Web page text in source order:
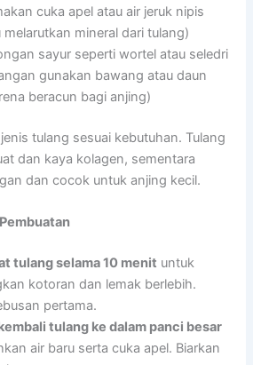
cuka apel atau air jeruk nipis
mineral dari tulang)
sayur seperti wortel atau seledri
gunakan bawang atau daun
beracun bagi anjing)
tulang sesuai kebutuhan. Tulang
dan kaya kolagen, sementara
dan cocok untuk anjing kecil.
tulang selama 10 menit untuk
kotoran dan lemak berlebih.
pertama.
tulang ke dalam panci besar
air baru serta cuka apel. Biarkan